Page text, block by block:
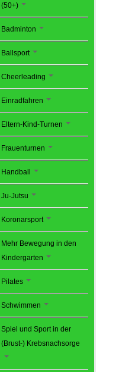
(50+)
Badminton
Ballsport
Cheerleading
Einradfahren
Eltern-Kind-Turnen
Frauenturnen
Handball
Ju-Jutsu
Koronarsport
Mehr Bewegung in den
Kindergarten
Pilates
Schwimmen
Spiel und Sport in der
(Brust-) Krebsnachsorge